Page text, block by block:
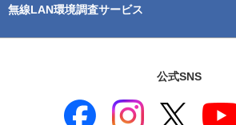
無線LAN環境調査サービス
公式SNS